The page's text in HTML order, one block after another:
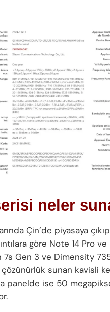
neler
Çin’de piyasaya
göre Note 14 Pro
7s Gen 3 ve Dimensity
sunan kavisli
panelde ise 50